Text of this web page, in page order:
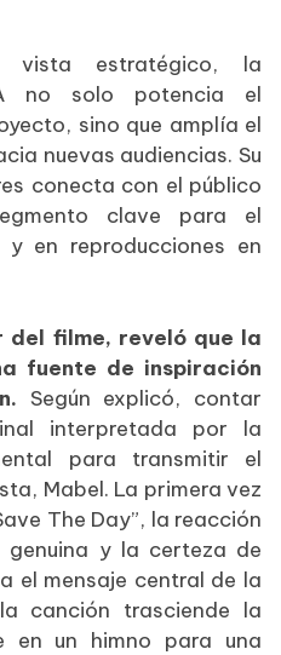
estratégico, la
no solo potencia el
sino que amplía el
nuevas audiencias. Su
conecta con el público
clave para el
en reproducciones en
del filme, reveló que la
fuente de inspiración
Según explicó, contar
interpretada por la
para transmitir el
Mabel. La primera vez
The Day”, la reacción
genuina y la certeza de
el mensaje central de la
canción trasciende la
en un himno para una